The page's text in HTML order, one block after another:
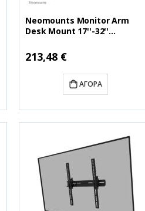
Neomounts Monitor Arm
Desk Mount 17''-32''
Ειδική
Τιμή
213,48 €
ΑΓΟΡΆ